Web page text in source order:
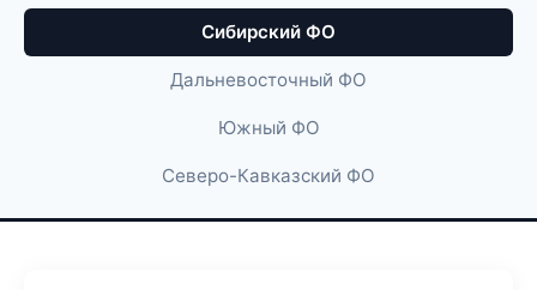
Сибирский ФО
Дальневосточный ФО
Южный ФО
Северо-Кавказский ФО